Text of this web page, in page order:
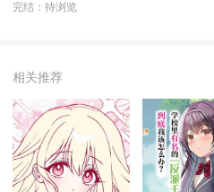
完结：待浏览
相关推荐